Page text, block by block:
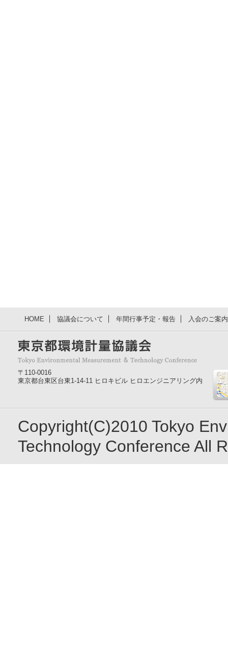
HOME 協議会について 年間行事予定・報告 入会のご案
〒110-0016
東京都台東区台東1-14-11 ヒロキビル ヒロエンジニアリング内
Copyright(C)2010 Tokyo
Technology Conference All